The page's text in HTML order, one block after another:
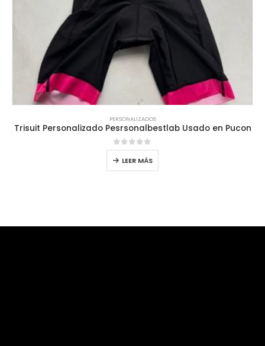
PERSONALIZADOS
Trisuit Personalizado Pesrsonalbestlab Usado en Pucon
0out of 5
LEER MÁS